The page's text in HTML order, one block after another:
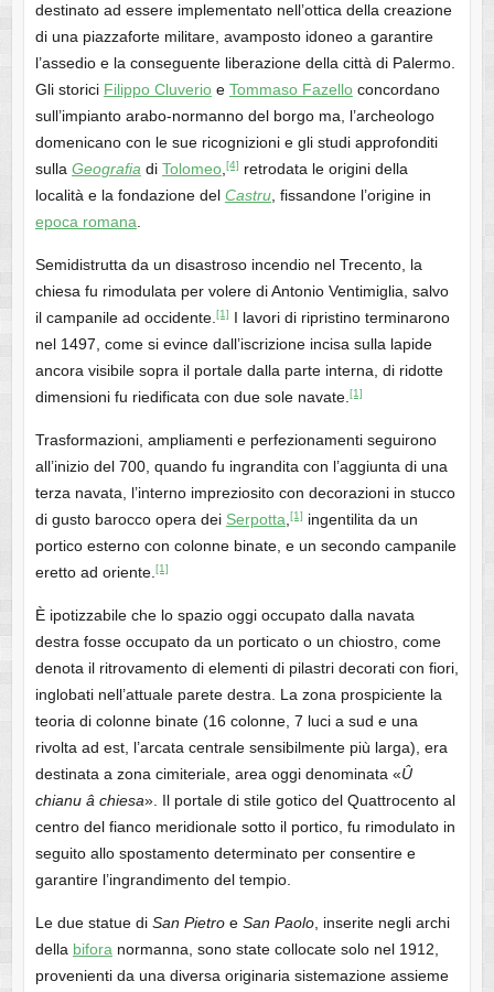
destinato ad essere implementato nell’ottica della creazione
di una piazzaforte militare, avamposto idoneo a garantire
l’assedio e la conseguente liberazione della città di Palermo.
Gli storici Filippo Cluverioe Tommaso Fazelloconcordano
sull’impianto arabo-normanno del borgo ma, l’archeologo
domenicano con le sue ricognizioni e gli studi approfonditi
sulla Geografia di Tolomeo, [4] retrodata le origini della
località e la fondazione del Castru, fissandone l’origine in
epoca romana
Semidistrutta da un disastroso incendio nel Trecento, la
chiesa fu rimodulata per volere di Antonio Ventimiglia, salvo
il campanile ad occidente. [1] I lavori di ripristino terminarono
nel 1497, come si evince dall’iscrizione incisa sulla lapide
ancora visibile sopra il portale dalla parte interna, di ridotte
dimensioni fu riedificata con due sole navate. [1]
Trasformazioni, ampliamenti e perfezionamenti seguirono
all’inizio del 700, quando fu ingrandita con l’aggiunta di una
terza navata, l’interno impreziosito con decorazioni in stucco
di gusto barocco opera dei Serpotta [1] ingentilita da un
portico esterno con colonne binate, e un secondo campanile
eretto ad oriente. [1]
È ipotizzabile che lo spazio oggi occupato dalla navata
destra fosse occupato da un porticato o un chiostro, come
denota il ritrovamento di elementi di pilastri decorati con fiori,
inglobati nell’attuale parete destra. La zona prospiciente la
teoria di colonne binate (16 colonne, 7 luci a sud e una
rivolta ad est, l’arcata centrale sensibilmente più larga), era
destinata a zona cimiteriale, area oggi denominata «Û
chianu â chiesa». Il portale di stile gotico del Quattrocento al
centro del fianco meridionale sotto il portico, fu rimodulato in
seguito allo spostamento determinato per consentire e
garantire l’ingrandimento del tempio.
Le due statue di San Pietroe San Paolo, inserite negli archi
della bifora normanna, sono state collocate solo nel 1912,
provenienti da una diversa originaria sistemazione assieme